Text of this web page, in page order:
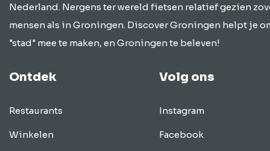
Nederland. Nergens ter wereld fietsen relatief gezien
mensen als in Groningen. Discover Groningen helpt je
"stad" mee te maken, en Groningen te beleven!
Ontdek
Restaurants
Winkelen
Volg ons
Instagram
Facebook